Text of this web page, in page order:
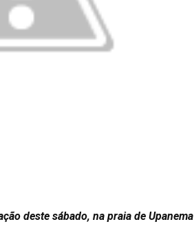
deste sábado, na praia de Upanema